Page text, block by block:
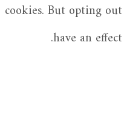
cookies. But opting
have an